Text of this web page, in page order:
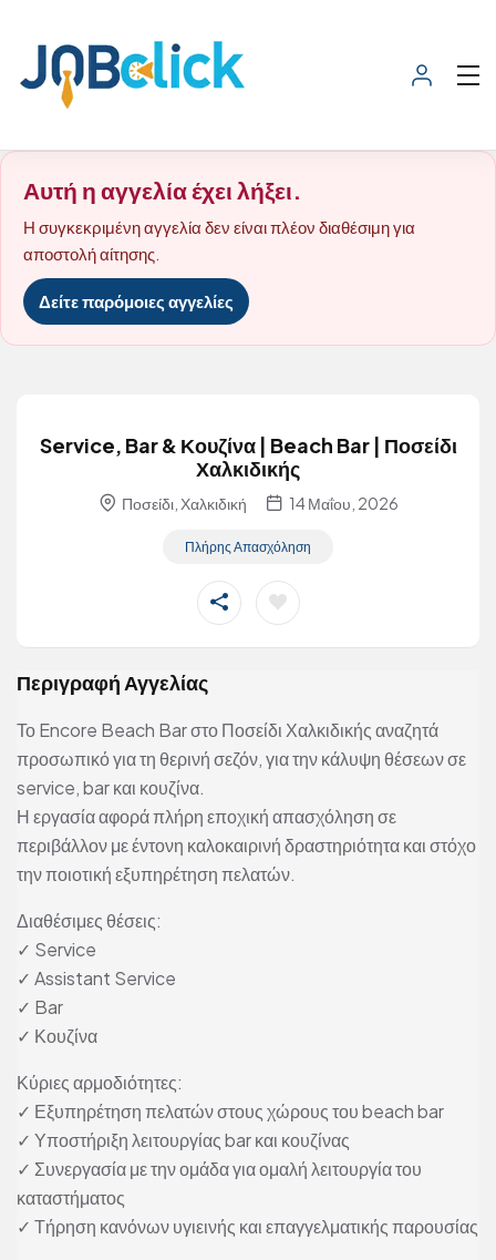
Αυτή η αγγελία έχει λήξει.
Η συγκεκριμένη αγγελία δεν είναι πλέον διαθέσιμη για
αποστολή αίτησης.
Δείτε παρόμοιες αγγελίες
Service, Bar & Κουζίνα | Beach Bar | Ποσείδι
Χαλκιδικής
Ποσείδι, Χαλκιδική 14 Μαΐου, 2026
Πλήρης Απασχόληση
Περιγραφή Αγγελίας
Το Encore Beach Bar στο Ποσείδι Χαλκιδικής αναζητά
προσωπικό για τη θερινή σεζόν, για την κάλυψη θέσεων σε
service, bar και κουζίνα.
Η εργασία αφορά πλήρη εποχική απασχόληση σε
περιβάλλον με έντονη καλοκαιρινή δραστηριότητα και στόχο
την ποιοτική εξυπηρέτηση πελατών.
Διαθέσιμες θέσεις:
✓ Service
✓ Assistant Service
✓ Bar
✓ Κουζίνα
Κύριες αρμοδιότητες:
✓ Εξυπηρέτηση πελατών στους χώρους του beach bar
✓ Υποστήριξη λειτουργίας bar και κουζίνας
✓ Συνεργασία με την ομάδα για ομαλή λειτουργία του
καταστήματος
✓ Τήρηση κανόνων υγιεινής και επαγγελματικής παρουσίας